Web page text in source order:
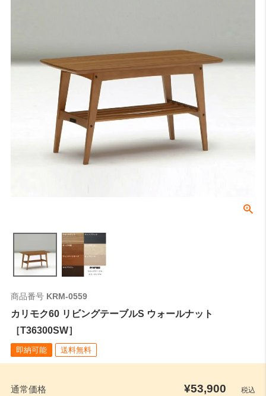
商品番号 KRM-0559
カリモク60 リビングテーブルS ウォールナット
［T36300SW］
即納可能 送料無料
通常価格 ¥53,900 税込